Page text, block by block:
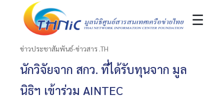
☰
ข่าวประชาสัมพันธ์-ข่าวสาร .TH
นักวิจัยจาก สกว. ที่ได้รับทุนจาก มูล
นิธิฯ เข้าร่วม AINTEC